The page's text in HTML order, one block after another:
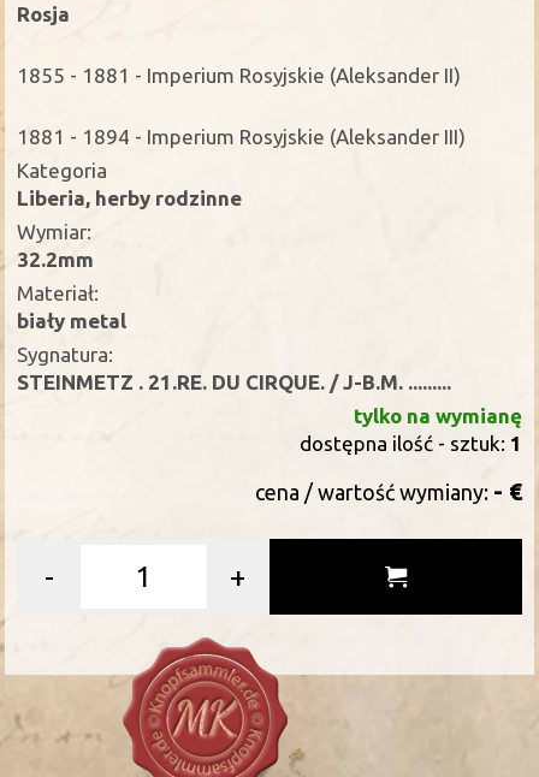
Rosja
1855 - 1881 - Imperium Rosyjskie (Aleksander II)
1881 - 1894 - Imperium Rosyjskie (Aleksander III)
Kategoria
Liberia, herby rodzinne
Wymiar:
32.2mm
Materiał:
biały metal
Sygnatura:
STEINMETZ . 21.RE. DU CIRQUE. / J-B.M. .........
tylko na wymianę
dostępna ilość - sztuk: 1
cena / wartość wymiany: - €
- +